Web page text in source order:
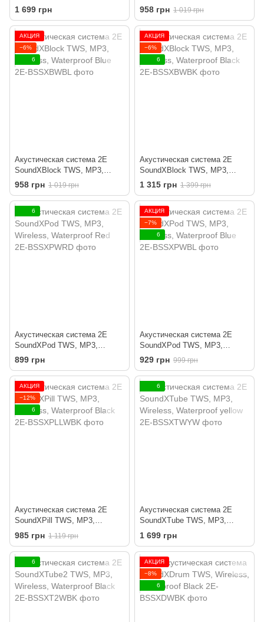
Wireless, Waterproof Black
1 699 грн
Wireless, Waterproof Red
958 грн 1 019 грн
АКЦИЯ
−6%
6
Акустическая система 2E
SoundXBlock TWS, MP3,
Wireless, Waterproof Blue
958 грн 1 019 грн
АКЦИЯ
−6%
6
Акустическая система 2E
SoundXBlock TWS, MP3,
Wireless, Waterproof Black
1 315 грн 1 399 грн
6
Акустическая система 2E
SoundXPod TWS, MP3,
Wireless, Waterproof Red
899 грн
АКЦИЯ
−7%
6
Акустическая система 2E
SoundXPod TWS, MP3,
Wireless, Waterproof Blue
929 грн 999 грн
АКЦИЯ
−12%
6
Акустическая система 2E
SoundXPill TWS, MP3,
Wireless, Waterproof Black
985 грн 1 119 грн
6
Акустическая система 2E
SoundXTube TWS, MP3,
Wireless, Waterproof yellow
1 699 грн
6
АКЦИЯ
−8%
6